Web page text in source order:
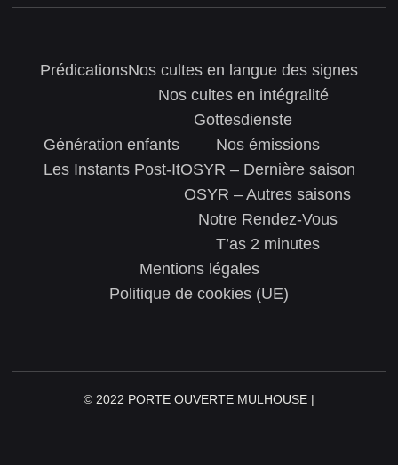
PrédicationsNos cultes en langue des signes
Nos cultes en intégralité
Gottesdienste
Génération enfants
Les Instants Post-It
Nos émissions
OSYR – Dernière saison
OSYR – Autres saisons
Notre Rendez-Vous
T’as 2 minutes
Mentions légales
Politique de cookies (UE)
© 2022 PORTE OUVERTE MULHOUSE |